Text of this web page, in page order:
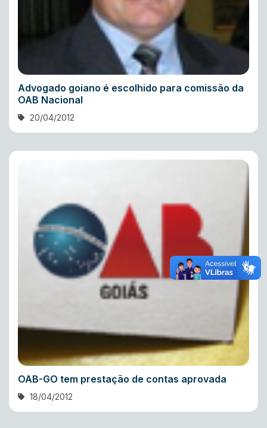
Advogado goiano é escolhido para comissão da
OAB Nacional
20/04/2012
OAB-GO tem prestação de contas aprovada
18/04/2012